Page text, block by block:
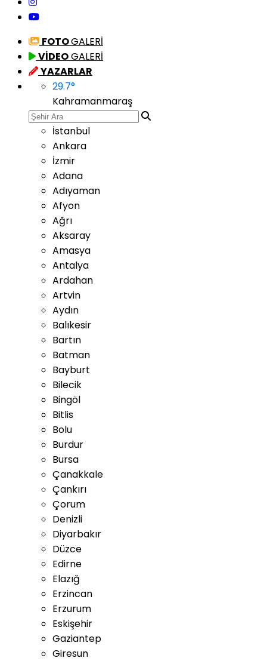
FOTOGALERİ
VİDEOGALERİ
YAZARLAR
29.7°
Kahramanmaraş
İstanbul
Ankara
İzmir
Adana
Adıyaman
Afyon
Ağrı
Aksaray
Amasya
Antalya
Ardahan
Artvin
Aydın
Balıkesir
Bartın
Batman
Bayburt
Bilecik
Bingöl
Bitlis
Bolu
Burdur
Bursa
Çanakkale
Çankırı
Çorum
Denizli
Diyarbakır
Düzce
Edirne
Elazığ
Erzincan
Erzurum
Eskişehir
Gaziantep
Giresun